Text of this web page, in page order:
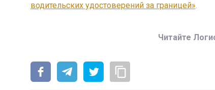
водительских удостоверений за границей».
Читайте